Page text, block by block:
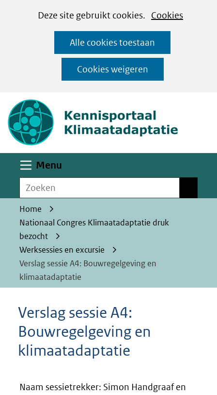
CookiesDeze site gebruikt cookies. Cookies
op
deze
website
worden
toegestaan
geweigerd.
Alle cookies toestaan
Cookies weigeren
Ga
naar
de
inhoud
Menu
Zoeken
Home
Nationaal Congres Klimaatadaptatie druk
bezocht
Werksessies en excursie
Verslag sessie A4: Bouwregelgeving en
klimaatadaptatie
Verslag sessie A4:
Bouwregelgeving en
klimaatadaptatie
Naam sessietrekker: Simon Handgraaf en